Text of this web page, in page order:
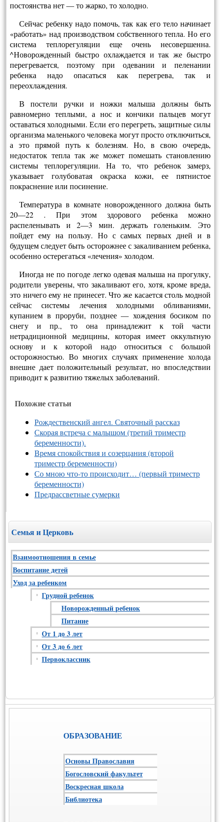
постоянства нет — то жарко, то холодно.
Сейчас ребенку надо помочь, так как его тело начинает
«работать» над производством собст­венного тепла. Но его
система теплорегуляции еще очень несовершенна.
^Новорожденный быст­ро охлаждается и так же быстро
перегревается, поэтому при одевании и пеленании
ребенка надо опасаться как перегрева, так и
переохлаждения.
В постели ручки и ножки малыша должны быть
равномерно теплыми, а нос и кончики паль­цев могут
оставаться холодными. Если его пере­греть, защитные силы
организма маленького че­ловека могут просто отключиться,
а это прямой путь к болезням. Но, в свою очередь,
недостаток тепла так же может помешать становлению
сис­темы теплорегуляции. На то, что ребенок замерз,
указывает голубоватая окраска кожи, ее пятнис­тое
покраснение или посинение.
Температура в комнате новорожденного долж­на быть
20—22 . При этом здорового ребенка можно
распеленывать и 2—3 мин. держать го­леньким. Это
пойдет ему на пользу. Но с самых первых дней и в
будущем следует быть осторож­нее с закаливанием ребенка,
особенно остерегать­ся «лечения» холодом.
Иногда не по погоде легко одевая малыша на прогулку,
родители уверены, что закаливают его, хотя, кроме вреда,
это ничего ему не принесет. Что же касается столь модной
сейчас системы лечения холодными обливаниями,
купанием в проруби, по­зднее — хождения босиком по
снегу и пр., то она принадлежит к той части
нетрадиционной медици­ны, которая имеет оккультную
основу и к которой надо относиться с большой
осторожностью. Во многих случаях применение холода
внешне дает положительный результат, но впоследствии
приво­дит к развитию тяжелых заболеваний.
Похожие статьи
Рождественский ангел. Святочный рассказ
Скорая встреча с малышом (третий триместр
беременности).
Время спокойствия и созерцания (второй
триместр беременности)
Со мною что-то происходит… (первый триместр
беременности)
Предрассветные сумерки
Семья и Церковь
Взаимоотношения в семье
Воспитание детей
Уход за ребенком
Грудной ребенок
Новорожденный ребенок
Питание
От 1 до 3 лет
От 3 до 6 лет
Первоклассник
ОБРАЗОВАНИЕ
Основы Православия
Богословский факультет
Воскресная школа
Библиотека